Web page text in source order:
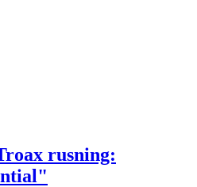
rusning: